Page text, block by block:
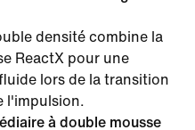
densité combine la
ReactX pour une
lors de la transition
l'impulsion.
à double mousse